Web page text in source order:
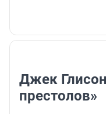
Джек
престолов»